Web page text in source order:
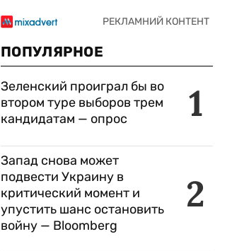
ПОПУЛЯРНОЕ
1
Зеленский проиграл бы во
втором туре выборов трем
кандидатам — опрос
2
Запад снова может
подвести Украину в
критический момент и
упустить шанс остановить
войну — Bloomberg